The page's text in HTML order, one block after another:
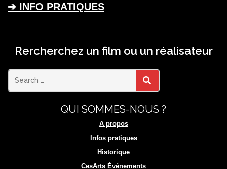
➔ INFO PRATIQUES
Rercherchez un film ou un réalisateur
Search SEARCH
QUI SOMMES-NOUS ?
A propos
Infos pratiques
Historique
CesArts Événements